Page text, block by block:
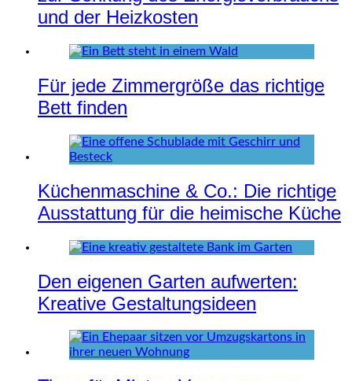
und der Heizkosten
Für jede Zimmergröße das richtige
Bett finden
Küchenmaschine & Co.: Die richtige
Ausstattung für die heimische Küche
Den eigenen Garten aufwerten:
Kreative Gestaltungsideen